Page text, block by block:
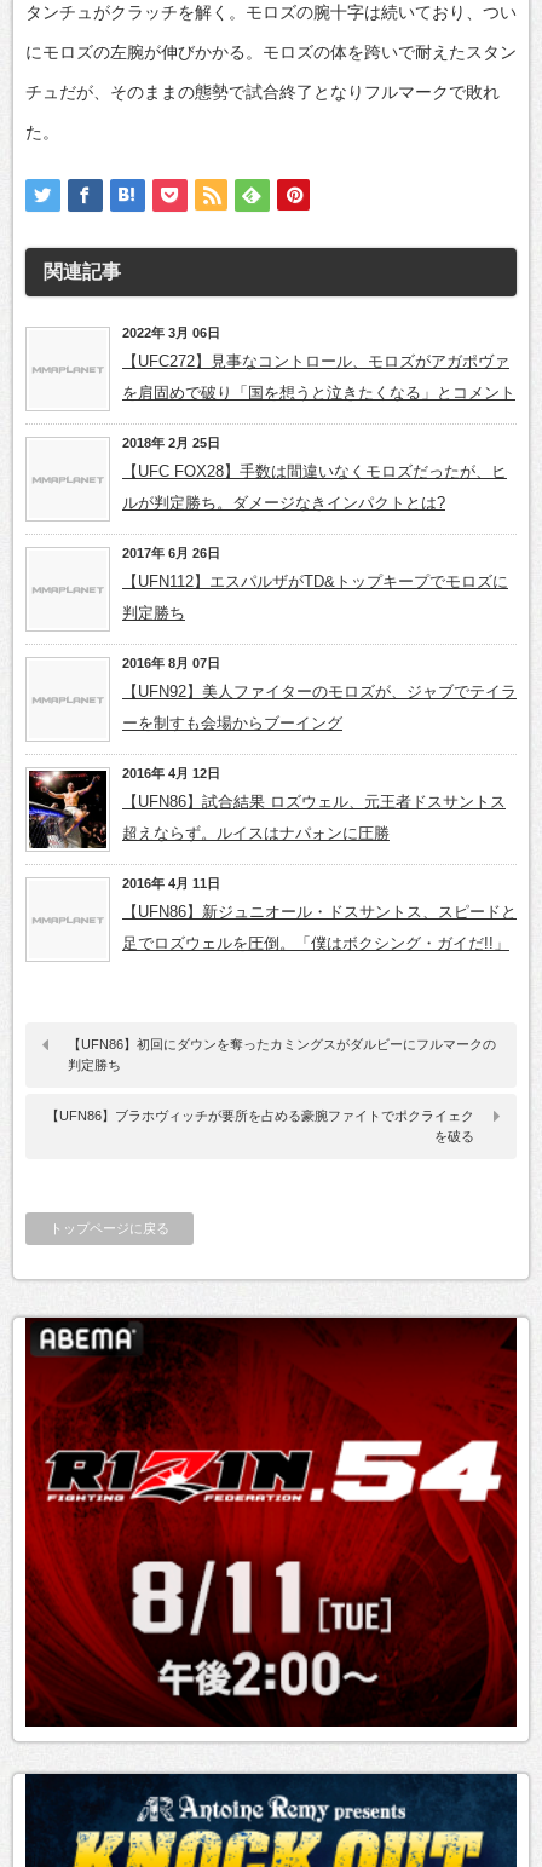
タンチュがクラッチを解く。モロズの腕十字は続いており、つい
にモロズの左腕が伸びかかる。モロズの体を跨いで耐えたスタン
チュだが、そのままの態勢で試合終了となりフルマークで敗れ
た。
関連記事
2022年 3月 06日
【UFC272】見事なコントロール、モロズがアガポヴァ
を肩固めで破り「国を想うと泣きたくなる」とコメント
2018年 2月 25日
【UFC FOX28】手数は間違いなくモロズだったが、ヒ
ルが判定勝ち。ダメージなきインパクトとは?
2017年 6月 26日
【UFN112】エスパルザがTD&トップキープでモロズに
判定勝ち
2016年 8月 07日
【UFN92】美人ファイターのモロズが、ジャブでテイラ
ーを制すも会場からブーイング
2016年 4月 12日
【UFN86】試合結果 ロズウェル、元王者ドスサントス
超えならず。ルイスはナパォンに圧勝
2016年 4月 11日
【UFN86】新ジュニオール・ドスサントス、スピードと
足でロズウェルを圧倒。「僕はボクシング・ガイだ!!」
【UFN86】初回にダウンを奪ったカミングスがダルビーにフルマークの
判定勝ち
【UFN86】ブラホヴィッチが要所を占める豪腕ファイトでポクライェク
を破る
トップページに戻る